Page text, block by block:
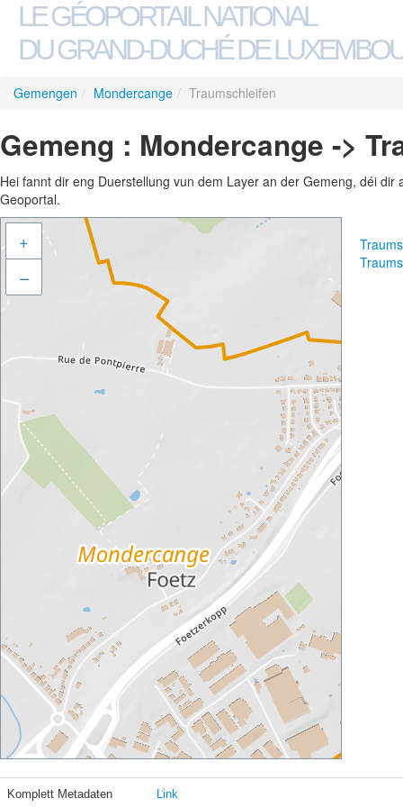
LE GÉOPORTAIL NATIONAL
DU GRAND-DUCHÉ DE
Gemengen / Mondercange / Traumschleifen
Gemeng : Mondercange ->
Hei fannt dir eng Duerstellung vun dem Layer an der Gemeng, déi
Geoportal.
+
–
Komplett Metadaten Link